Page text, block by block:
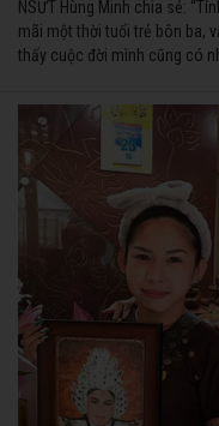
NSƯT Hùng Minh chia sẻ:
mãi một thời tuổi trẻ bôn ba,
thấy cuộc đời mình cũng có
ngược nhận được những cơ
diễn”.